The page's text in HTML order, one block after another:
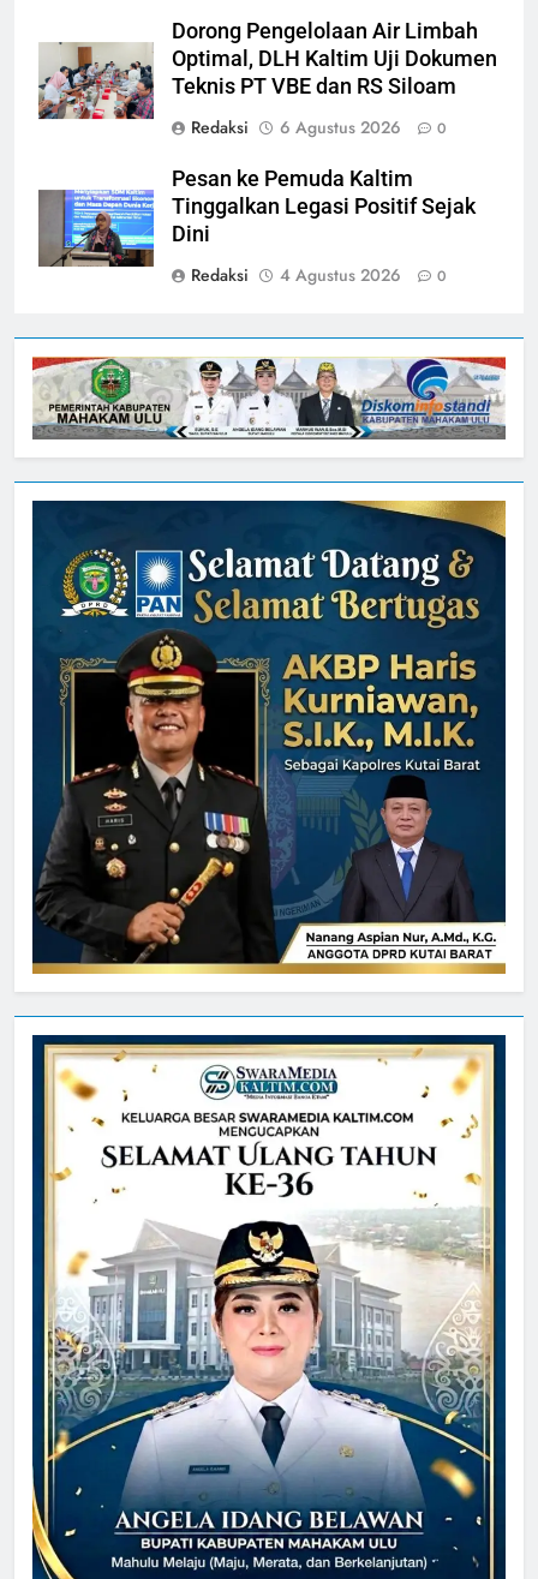
Dorong Pengelolaan Air Limbah
Optimal, DLH Kaltim Uji Dokumen
Teknis PT VBE dan RS Siloam
Redaksi
6 Agustus 2026 0
Pesan ke Pemuda Kaltim
Tinggalkan Legasi Positif Sejak
Dini
Redaksi
4 Agustus 2026 0